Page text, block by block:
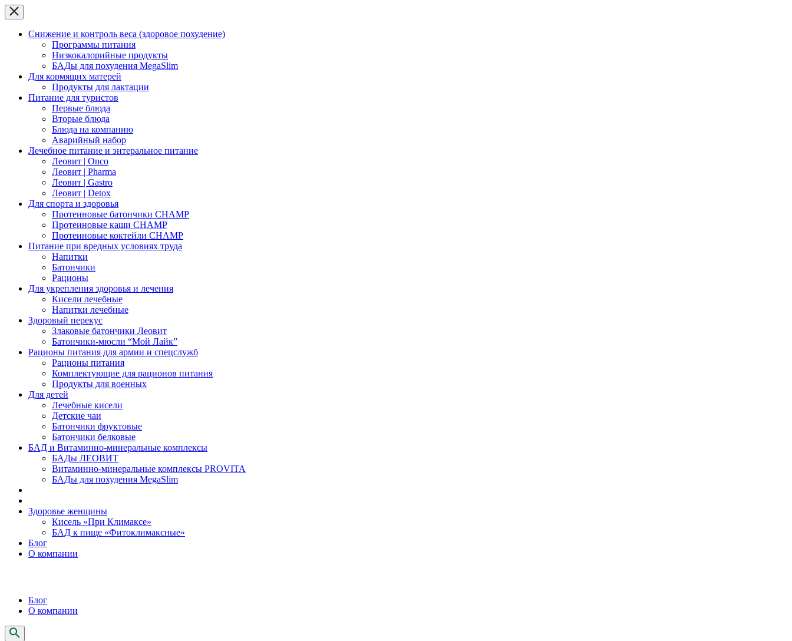
Снижение и контроль веса (здоровое похудение)
Программы питания
Низкокалорийные продукты
БАДы для похудения MegaSlim
Для кормящих матерей
Продукты для лактации
Питание для туристов
Первые блюда
Вторые блюда
Блюда на компанию
Аварийный набор
Лечебное питание и энтеральное питание
Леовит | Onco
Леовит | Pharma
Леовит | Gastro
Леовит | Detox
Для спорта и здоровья
Протеиновые батончики CHAMP
Протеиновые каши CHAMP
Протеиновые коктейли CHAMP
Питание при вредных условиях труда
Напитки
Батончики
Рационы
Для укрепления здоровья и лечения
Кисели лечебные
Напитки лечебные
Здоровый перекус
Злаковые батончики Леовит
Батончики-мюсли “Мой Лайк”
Рационы питания для армии и спецслужб
Рационы питания
Комплектующие для рационов питания
Продукты для военных
Для детей
Лечебные кисели
Детские чаи
Батончики фруктовые
Батончики белковые
БАД и Витаминно-минеральные комплексы
БАДы ЛЕОВИТ
Витаминно-минеральные комплексы PROVITA
БАДы для похудения MegaSlim
Здоровье женщины
Кисель «При Климаксе»
БАД к пище «Фитоклимаксные»
Блог
О компании
Блог
О компании